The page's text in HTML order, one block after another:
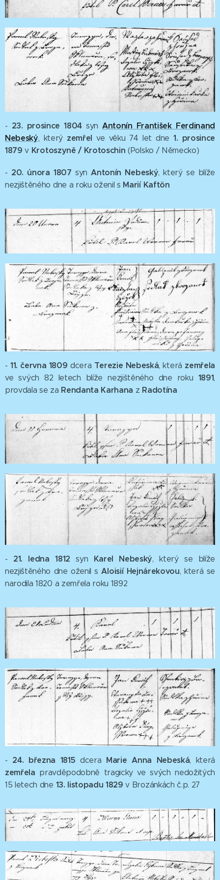
- 23. prosince 1804 syn Antonín František Ferdinand
Nebeský, který zemřel ve věku 74 let dne1. prosince
1879v Krotoszyně / Krotoschin(Polsko / Německo)
- 20. února 1807synAntonín Nebeský, který se blíže
nezjištěného dne a roku oženil s Marií Kaftön
-11. června 1809 dcera Terezie Nebeská, která zemřela
ve svých 82 letech blíže nezjištěného dne roku 1891,
provdala se za Rendanta Karhana z Radotína
- 21. ledna 1812 syn Karel Nebeský, který se blíže
nezjištěného dne oženil s Aloisií Hejnárekovou, která se
narodila 1820 a zemřela roku 1892
- 24. března 1815 dcera Marie Anna Nebeská, která
zemřela pravděpodobně tragicky ve svých nedožitých
15 letech dne 13. listopadu 1829v Brozánkách č.p. 27